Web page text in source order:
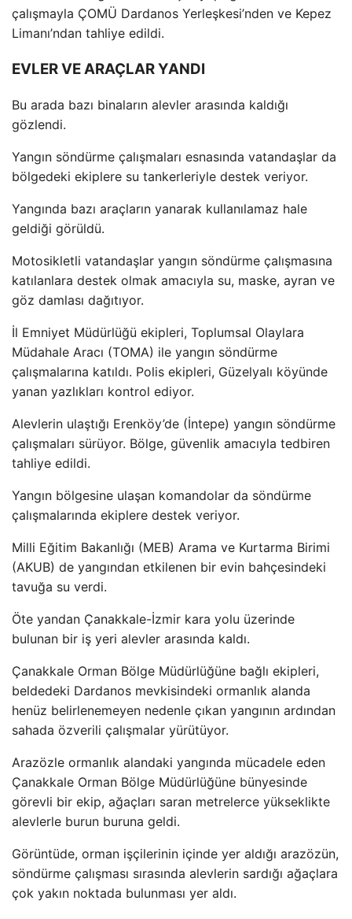
çalışmayla ÇOMÜ Dardanos Yerleşkesi’nden ve Kepez
Limanı’ndan tahliye edildi.
EVLER VE ARAÇLAR YANDI
Bu arada bazı binaların alevler arasında kaldığı
gözlendi.
Yangın söndürme çalışmaları esnasında vatandaşlar da
bölgedeki ekiplere su tankerleriyle destek veriyor.
Yangında bazı araçların yanarak kullanılamaz hale
geldiği görüldü.
Motosikletli vatandaşlar yangın söndürme çalışmasına
katılanlara destek olmak amacıyla su, maske, ayran ve
göz damlası dağıtıyor.
İl Emniyet Müdürlüğü ekipleri, Toplumsal Olaylara
Müdahale Aracı (TOMA) ile yangın söndürme
çalışmalarına katıldı. Polis ekipleri, Güzelyalı köyünde
yanan yazlıkları kontrol ediyor.
Alevlerin ulaştığı Erenköy’de (İntepe) yangın söndürme
çalışmaları sürüyor. Bölge, güvenlik amacıyla tedbiren
tahliye edildi.
Yangın bölgesine ulaşan komandolar da söndürme
çalışmalarında ekiplere destek veriyor.
Milli Eğitim Bakanlığı (MEB) Arama ve Kurtarma Birimi
(AKUB) de yangından etkilenen bir evin bahçesindeki
tavuğa su verdi.
Öte yandan Çanakkale-İzmir kara yolu üzerinde
bulunan bir iş yeri alevler arasında kaldı.
Çanakkale Orman Bölge Müdürlüğüne bağlı ekipleri,
beldedeki Dardanos mevkisindeki ormanlık alanda
henüz belirlenemeyen nedenle çıkan yangının ardından
sahada özverili çalışmalar yürütüyor.
Arazözle ormanlık alandaki yangında mücadele eden
Çanakkale Orman Bölge Müdürlüğüne bünyesinde
görevli bir ekip, ağaçları saran metrelerce yükseklikte
alevlerle burun buruna geldi.
Görüntüde, orman işçilerinin içinde yer aldığı arazözün,
söndürme çalışması sırasında alevlerin sardığı ağaçlara
çok yakın noktada bulunması yer aldı.